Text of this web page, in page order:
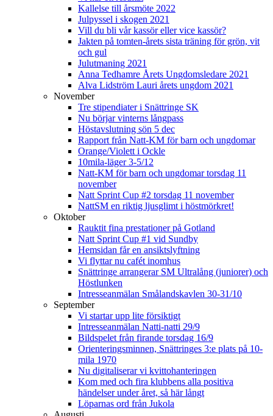
Kallelse till årsmöte 2022
Julpyssel i skogen 2021
Vill du bli vår kassör eller vice kassör?
Jakten på tomten-årets sista träning för grön, vit
och gul
Julutmaning 2021
Anna Tedhamre Årets Ungdomsledare 2021
Alva Lidström Lauri årets ungdom 2021
November
Tre stipendiater i Snättringe SK
Nu börjar vinterns långpass
Höstavslutning sön 5 dec
Rapport från Natt-KM för barn och ungdomar
Orange/Violett i Ockle
10mila-läger 3-5/12
Natt-KM för barn och ungdomar torsdag 11
november
Natt Sprint Cup #2 torsdag 11 november
NattSM en riktig ljusglimt i höstmörkret!
Oktober
Rauktit fina prestationer på Gotland
Natt Sprint Cup #1 vid Sundby
Hemsidan får en ansiktslyftning
Vi flyttar nu cafét inomhus
Snättringe arrangerar SM Ultralång (juniorer) och
Höstlunken
Intresseanmälan Smålandskavlen 30-31/10
September
Vi startar upp lite försiktigt
Intresseanmälan Natti-natti 29/9
Bildspelet från firande torsdag 16/9
Orienteringsminnen, Snättringes 3:e plats på 10-
mila 1970
Nu digitaliserar vi kvittohanteringen
Kom med och fira klubbens alla positiva
händelser under året, så här långt
Löparnas ord från Jukola